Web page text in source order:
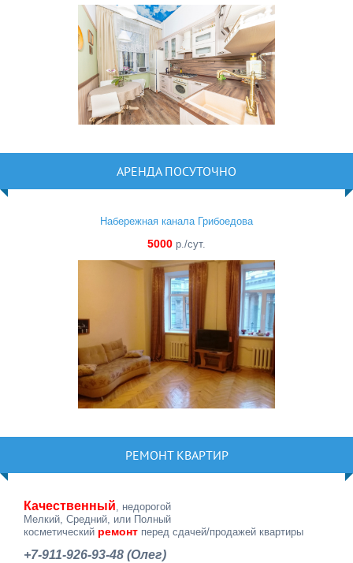
АРЕНДА ПОСУТОЧНО
Набережная канала Грибоедова
5000 р./сут.
РЕМОНТ КВАРТИР
Качественный , недорогой
Мелкий, Средний, или Полный
косметический ремонт перед сдачей/продажей квартиры
+7-911-926-93-48 (Олег)